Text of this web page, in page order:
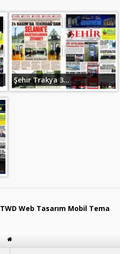
Şehir Trakya 3...
TWD Web Tasarım Mobil Tema